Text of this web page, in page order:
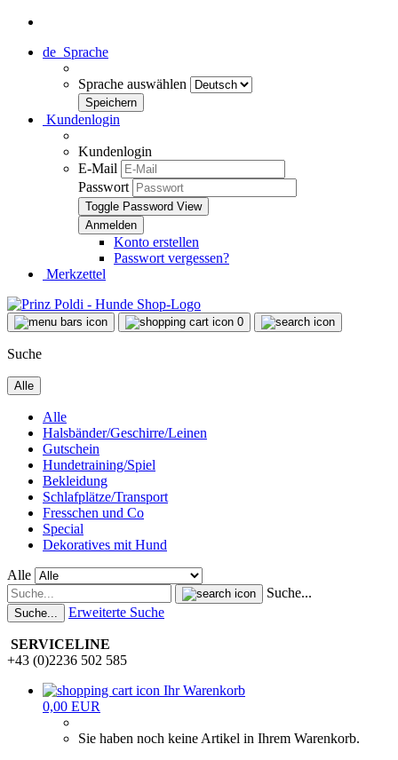
de Sprache
Sprache auswählen
Kundenlogin
Kundenlogin
E-Mail
Passwort
Toggle Password View
Konto erstellen
Passwort vergessen?
Merkzettel
0
Suche
Alle
Alle
Halsbänder/Geschirre/Leinen
Gutschein
Hundetraining/Spiel
Bekleidung
Schlafplätze/Transport
Fresschen und Co
Special
Dekoratives mit Hund
Alle
Suche...
Suche... Erweiterte Suche
SERVICELINE
+43 (0)2236 502 585
Ihr Warenkorb
0,00 EUR
Sie haben noch keine Artikel in Ihrem Warenkorb.